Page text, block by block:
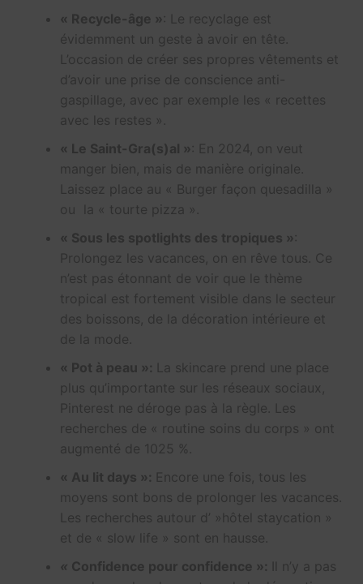
« Recycle-âge » : Le recyclage est
évidemment un geste à avoir en tête.
L’occasion de créer ses propres vêtements et
d’avoir une prise de conscience anti-
gaspillage, avec par exemple les « recettes
avec les restes ».
« Le Saint-Gra(s)al » : En 2024, on veut
manger bien, mais de manière originale.
Laissez place au « Burger façon quesadilla »
ou la « tourte pizza ».
« Sous les spotlights des tropiques » :
Prolongez les vacances, on en rêve tous. Ce
n’est pas étonnant de voir que le thème
tropical est fortement visible dans le secteur
des boissons, de la décoration intérieure et
de la mode.
« Pot à peau »: La skincare prend une place
plus qu’importante sur les réseaux sociaux,
Pinterest ne déroge pas à la règle. Les
recherches de « routine soins du corps » ont
augmenté de 1025 %.
« Au lit days »: Encore une fois, tous les
moyens sont bons de prolonger les vacances.
Les recherches autour d’ »hôtel staycation »
et de « slow life » sont en hausse.
« Confidence pour confidence »:
Il n’y a pas